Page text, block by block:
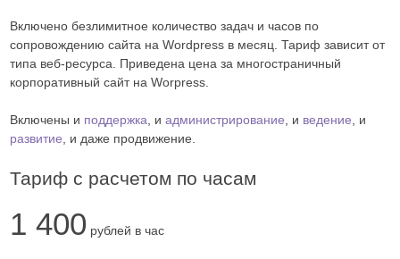
Включено безлимитное количество задач и часов по
сопровождению сайта на Wordpress в месяц. Тариф зависит от
типа веб-ресурса. Приведена цена за многостраничный
корпоративный сайт на Worpress.
Включены и поддержка , и администрирование , и ведение , и
развитие , и даже продвижение.
Тариф с расчетом по часам
1 400 рублей в час